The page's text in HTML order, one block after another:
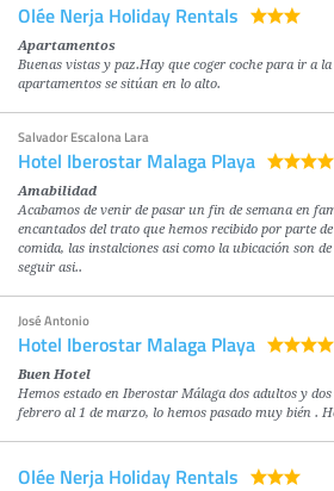
Olée Nerja Holiday Rentals
Apartamentos
Buenas vistas y paz.Hay que coger coche para ir a
apartamentos se sitúan en lo alto.
Salvador Escalona Lara
Hotel Iberostar Malaga Playa
Amabilidad
Acabamos de venir de pasar un fin de semana en
encantados del trato que hemos recibido por parte
comida, las instalciones asi como la ubicación son
seguir asi..
José Antonio
Hotel Iberostar Malaga Playa
Buen Hotel
Hemos estado en Iberostar Málaga dos adultos y
febrero al 1 de marzo, lo hemos pasado muy bién .
Olée Nerja Holiday Rentals